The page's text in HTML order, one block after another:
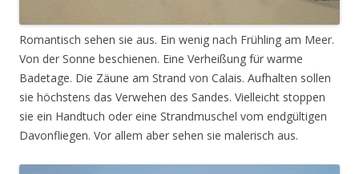
Romantisch sehen sie aus. Ein wenig nach Frühling am Meer.
Von der Sonne beschienen. Eine Verheißung für warme
Badetage. Die Zäune am Strand von Calais. Aufhalten sollen
sie höchstens das Verwehen des Sandes. Vielleicht stoppen
sie ein Handtuch oder eine Strandmuschel vom endgültigen
Davonfliegen. Vor allem aber sehen sie malerisch aus.